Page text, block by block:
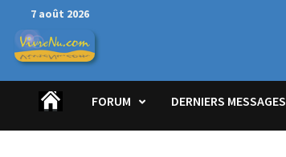
Passer
contenu
7 août 2026
FORUM DERNIERS MESSAGES